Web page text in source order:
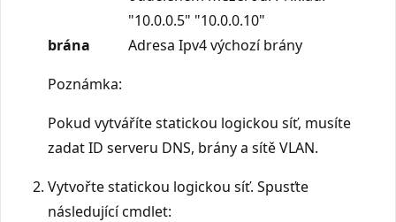
"10.0.0.5" "10.0.0.10"
brána
Adresa Ipv4 výchozí brány
Poznámka:
Pokud vytváříte statickou logickou síť, musíte
zadat ID serveru DNS, brány a sítě VLAN.
Vytvořte statickou logickou síť. Spusťte
následující cmdlet: